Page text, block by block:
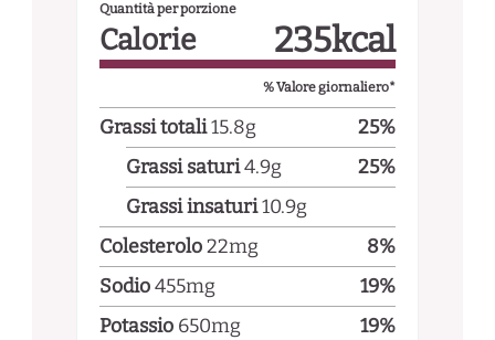
Quantità per porzione
Calorie 235kcal
% Valore giornaliero*
Grassi totali15.8g 25%
Grassi saturi4.9g 25%
Grassi insaturi10.9g
Colesterolo22mg 8%
Sodio455mg 19%
Potassio 650mg 19%